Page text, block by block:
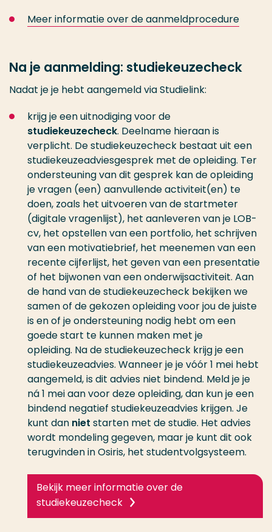
Meer informatie over de aanmeldprocedure
Na je aanmelding: studiekeuzecheck
Nadat je je hebt aangemeld via Studielink:
krijg je een uitnodiging voor de
studiekeuzecheck. Deelname hieraan is
verplicht. De studiekeuzecheck bestaat uit een
studiekeuzeadviesgesprek met de opleiding. Ter
ondersteuning van dit gesprek kan de opleiding
je vragen (een) aanvullende activiteit(en) te
doen, zoals het uitvoeren van de startmeter
(digitale vragenlijst), het aanleveren van je LOB-
cv, het opstellen van een portfolio, het schrijven
van een motivatiebrief, het meenemen van een
recente cijferlijst, het geven van een presentatie
of het bijwonen van een onderwijsactiviteit. Aan
de hand van de studiekeuzecheck bekijken we
samen of de gekozen opleiding voor jou de juiste
is en of je ondersteuning nodig hebt om een
goede start te kunnen maken met je
opleiding. Na de studiekeuzecheck krijg je een
studiekeuzeadvies. Wanneer je je vóór 1 mei hebt
aangemeld, is dit advies niet bindend. Meld je je
ná 1 mei aan voor deze opleiding, dan kun je een
bindend negatief studiekeuzeadvies krijgen. Je
kunt dan niet starten met de studie. Het advies
wordt mondeling gegeven, maar je kunt dit ook
terugvinden in Osiris, het studentvolgsysteem.
Bekijk meer informatie over de
studiekeuzecheck